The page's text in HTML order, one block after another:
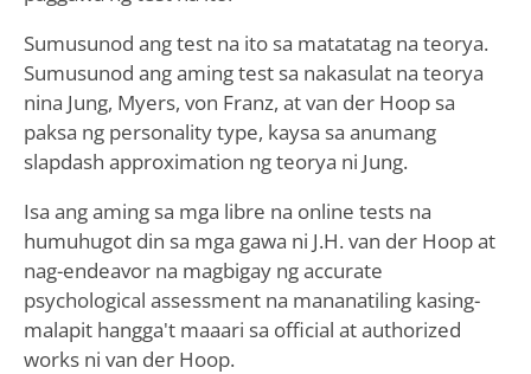
Sumusunod ang test na ito sa matatatag na teorya.
Sumusunod ang aming test sa nakasulat na teorya
nina Jung, Myers, von Franz, at van der Hoop sa
paksa ng personality type, kaysa sa anumang
slapdash approximation ng teorya ni Jung.
Isa ang aming sa mga libre na online tests na
humuhugot din sa mga gawa ni J.H. van der Hoop at
nag-endeavor na magbigay ng accurate
psychological assessment na mananatiling kasing-
malapit hangga't maaari sa official at authorized
works ni van der Hoop.